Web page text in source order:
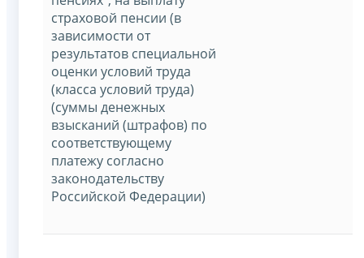
страховой пенсии (в
зависимости от
результатов специальной
оценки условий труда
(класса условий труда)
(суммы денежных
взысканий (штрафов) по
соответствующему
платежу согласно
законодательству
Российской Федерации)